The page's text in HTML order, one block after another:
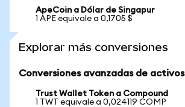
ApeCoin a Dólar de Singapur
1 APE equivale a 0,1705 $
Explorar más conversiones
Conversiones avanzadas de activos
Trust Wallet Token a Compound
1 TWT equivale a 0,024119 COMP